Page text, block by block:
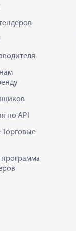
по API
Торговые
программа